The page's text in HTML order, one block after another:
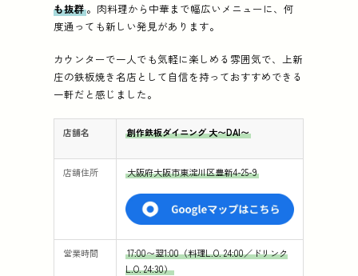
も抜群。肉料理から中華まで幅広いメニューに、何
度通っても新しい発見があります。
カウンターで一人でも気軽に楽しめる雰囲気で、上新
庄の鉄板焼き名店として自信を持っておすすめできる
一軒だと感じました。
店舗名 創作鉄板ダイニング 大〜DAI〜
店舗住所 大阪府大阪市東淀川区豊新4-25-9
営業時間
17:00〜翌1:00（料理L.O. 24:00／ドリンク
L.O. 24:30）